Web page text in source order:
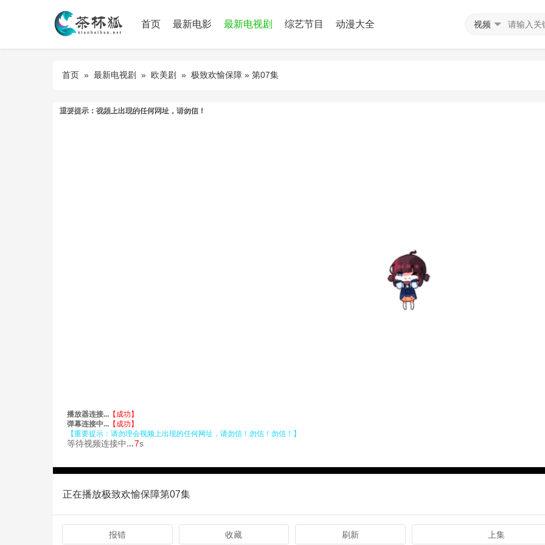
首页 最新电影 最新电视剧 综艺节目 动漫大全 视频
首页 » 最新电视剧 » 欧美剧 » 极致欢愉保障 » 第07集
正在播放极致欢愉保障第07集
报错 收藏 刷新 上集